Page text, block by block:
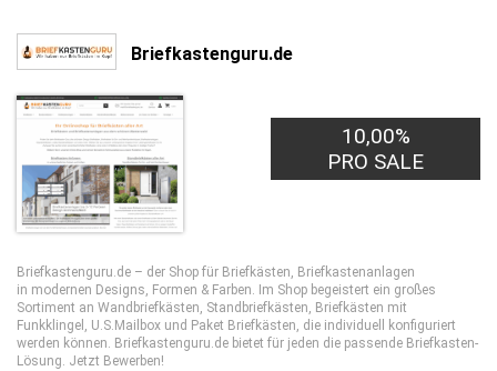
Briefkastenguru.de
10,00%
PRO SALE
Briefkastenguru.de – der Shop für Briefkästen, Briefkastenanlagen
in modernen Designs, Formen & Farben. Im Shop begeistert ein großes
Sortiment an Wandbriefkästen, Standbriefkästen, Briefkästen mit
Funkklingel, U.S.Mailbox und Paket Briefkästen, die individuell konfiguriert
werden können. Briefkastenguru.de bietet für jeden die passende Briefkasten-
Lösung. Jetzt Bewerben!